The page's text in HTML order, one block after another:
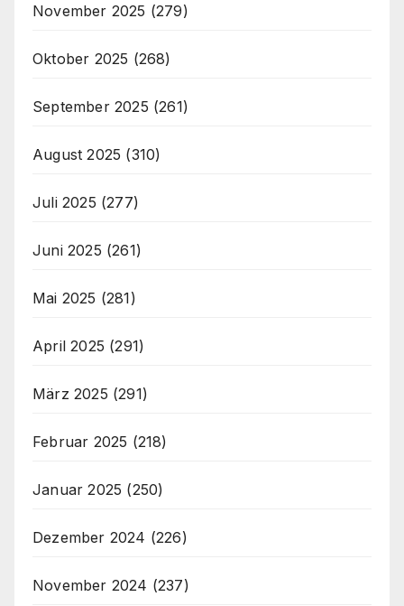
November 2025 (279)
Oktober 2025 (268)
September 2025 (261)
August 2025 (310)
Juli 2025 (277)
Juni 2025 (261)
Mai 2025 (281)
April 2025 (291)
März 2025 (291)
Februar 2025 (218)
Januar 2025 (250)
Dezember 2024 (226)
November 2024 (237)